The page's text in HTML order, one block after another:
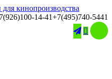
14-41+7(495)740-5441
